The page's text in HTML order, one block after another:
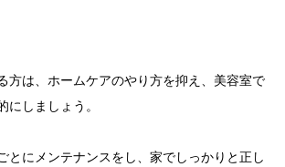
方は、ホームケアのやり方を抑え、美容室で
にしましょう。
とにメンテナンスをし、家でしっかりと正し